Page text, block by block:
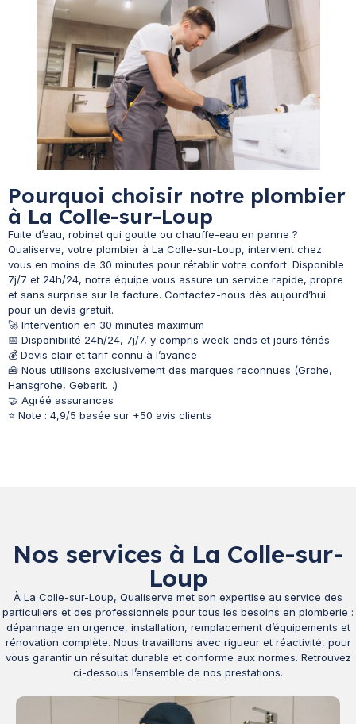
Pourquoi choisir notre plombier
à La Colle-sur-Loup
Fuite d’eau, robinet qui goutte ou chauffe-eau en panne ?
Qualiserve, votre plombier à La Colle-sur-Loup, intervient chez
vous en moins de 30 minutes pour rétablir votre confort. Disponible
7j/7 et 24h/24, notre équipe vous assure un service rapide, propre
et sans surprise sur la facture. Contactez-nous dès aujourd’hui
pour un devis gratuit.
🚀 Intervention en 30 minutes maximum
📅 Disponibilité 24h/24, 7j/7, y compris week-ends et jours fériés
💰 Devis clair et tarif connu à l’avance
🧰 Nous utilisons exclusivement des marques reconnues (Grohe,
Hansgrohe, Geberit…)
🤝 Agréé assurances
⭐ Note : 4,9/5 basée sur +50 avis clients
Nos services à La Colle-sur-
Loup
À La Colle-sur-Loup, Qualiserve met son expertise au service des
particuliers et des professionnels pour tous les besoins en plomberie :
dépannage en urgence, installation, remplacement d’équipements et
rénovation complète. Nous travaillons avec rigueur et réactivité, pour
vous garantir un résultat durable et conforme aux normes. Retrouvez
ci-dessous l’ensemble de nos prestations.